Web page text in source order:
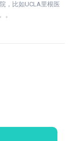
，比如UCLA里根医
。